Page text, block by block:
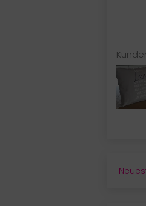
SORT BY